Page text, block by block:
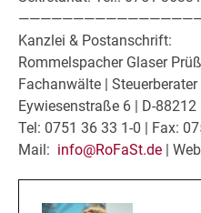
Kanzlei & Postanschrift:
Rommelspacher Glaser
Fachanwälte |
Eywiesenstraße 6 | D-88212
Tel: 0751 36 33 1-0 | Fax:
Mail: info@RoFaSt.de |